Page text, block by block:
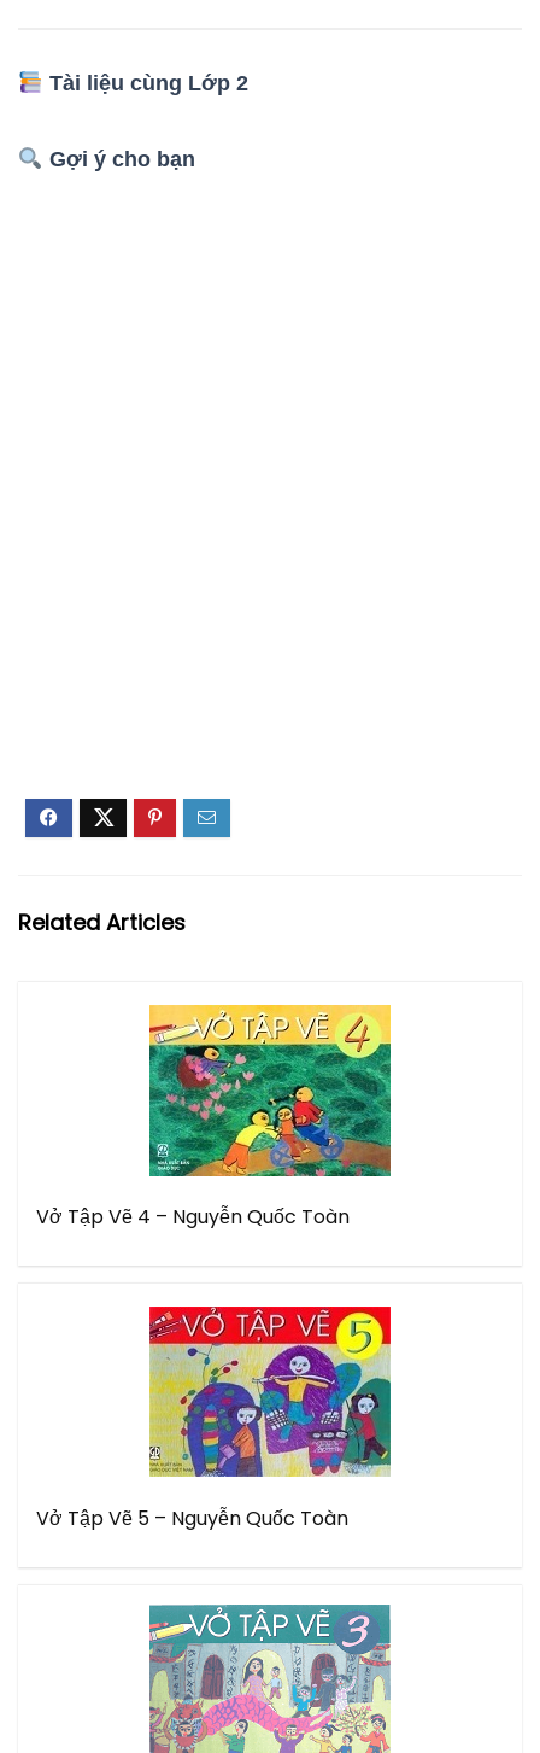
Tài liệu cùng Lớp 2
Gợi ý cho bạn
Related Articles
Vở Tập Vẽ 4 – Nguyễn Quốc Toàn
Vở Tập Vẽ 5 – Nguyễn Quốc Toàn